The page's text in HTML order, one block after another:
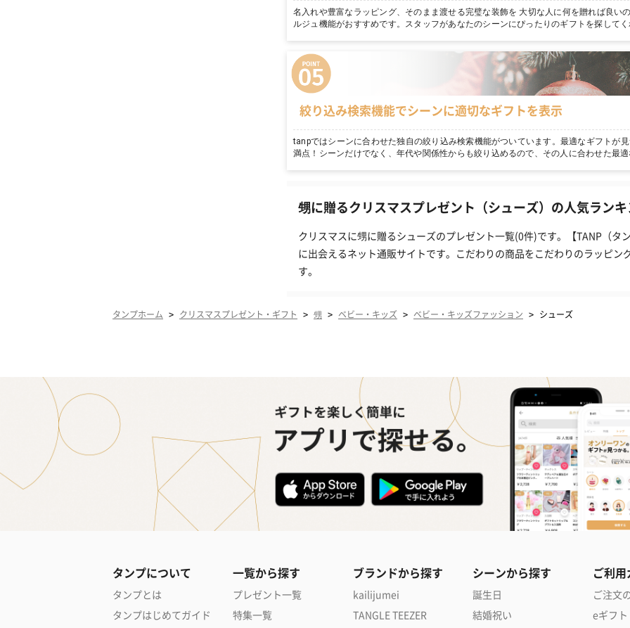
名入れや豊富なラッピング、そのまま渡せる完璧な装飾を 大切な人に何を贈れば良い
ルジュ機能がおすすめです。スタッフがあなたのシーンにぴったりのギフトを探して
絞り込み検索機能でシーンに適切なギフトを表示
tanpではシーンに合わせた独自の絞り込み検索機能がついています。最適なギフトが
満点！シーンだけでなく、年代や関係性からも絞り込めるので、その人に合わせた最
甥に贈るクリスマスプレゼント（シューズ）の人気ラン
クリスマスに甥に贈るシューズのプレゼント一覧(0件)です。【TANP（タ
に出会えるネット通販サイトです。こだわりの商品をこだわりのラッピ
す。
タンプホーム > クリスマスプレゼント・ギフト > 甥 > ベビー・キッズ > ベビー・キッズファッション > シューズ
タンプについて
タンプとは
タンプはじめてガイド
一覧から探す
プレゼント一覧
特集一覧
ブランドから探す
kailijumei
TANGLE TEEZER
シーンから探す
誕生日
結婚祝い
ご利
ご注文
eギフト